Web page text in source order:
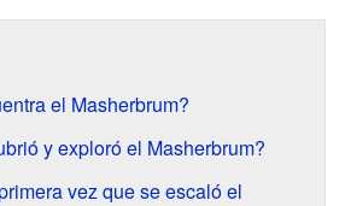
el Masherbrum?
y exploró el Masherbrum?
vez que se escaló el